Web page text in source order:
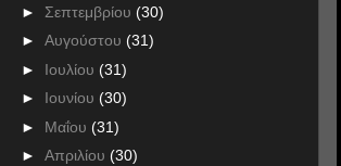
► Σεπτεμβρίου (30)
► Αυγούστου (31)
► Ιουλίου (31)
► Ιουνίου (30)
► Μαΐου (31)
► Απριλίου (30)